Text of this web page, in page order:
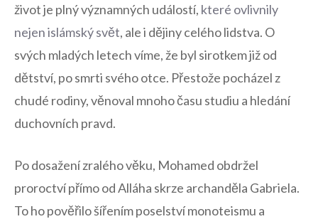
život je plný významných‌ událostí, které ovlivnily
nejen islámský ​svět, ⁣ale i dějiny celého lidstva. O
svých mladých letech víme, ‌že byl sirotkem již od
dětství, po‍ smrti svého otce. Přestože pocházel​ z
chudé rodiny, věnoval mnoho času studiu a hledání
duchovních pravd.
Po⁢ dosažení zralého věku,⁤ Mohamed obdržel
proroctví⁣ přímo od Alláha skrze archanděla Gabriela.
To ho ​pověřilo ​šířením poselství ​monoteismu⁣ a ​